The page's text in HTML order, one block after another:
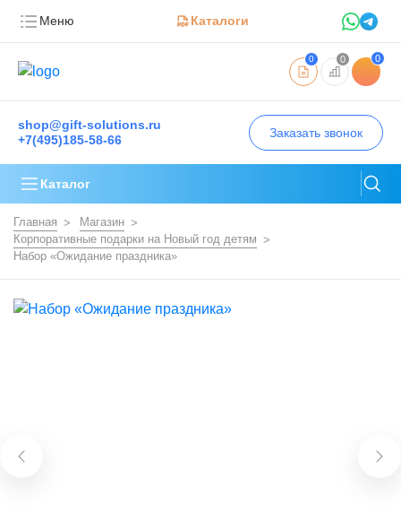
Меню Каталоги
0 0 0
shop@gift-solutions.ru
+7(495)185-58-66
Заказать звонок
Каталог
Главная
Магазин
Корпоративные подарки на Новый год детям
Набор «Ожидание праздника»